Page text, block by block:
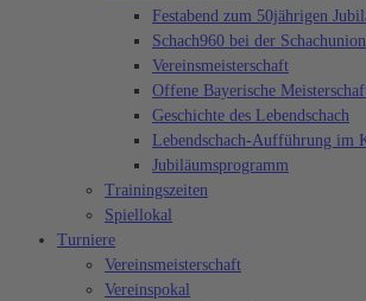
Festabend zum 50jährigen
Schach960 bei der Schachunion
Vereinsmeisterschaft
Offene Bayerische
Geschichte des Lebendschach
Lebendschach-Aufführung im
Jubiläumsprogramm
Trainingszeiten
Spiellokal
Turniere
Vereinsmeisterschaft
Vereinspokal